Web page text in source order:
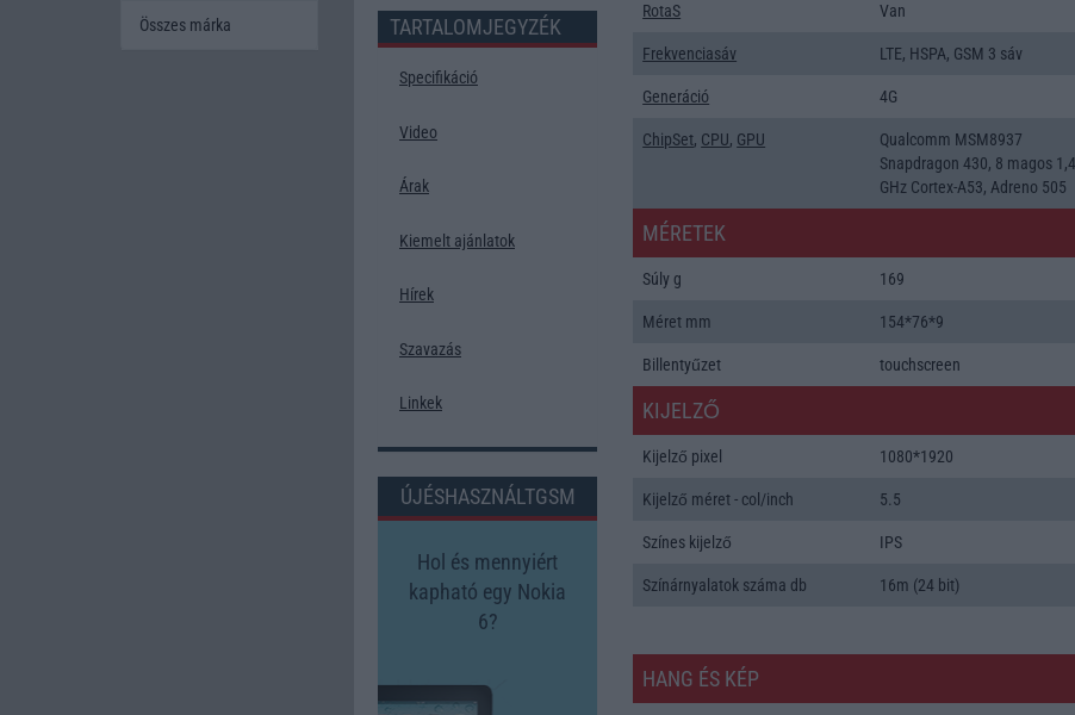
TARTALOMJEGYZÉK
Specifikáció
Video
Árak
Kiemelt ajánlatok
Hírek
Szavazás
Linkek
ÚJÉSHASZNÁLTGSM
Hol és mennyiért
kapható egy Nokia
6?
RotaS Van
Frekvenciasáv LTE, HSPA, GSM 3 sáv
Generáció 4G
ChipSet, CPU, GPU
Qualcomm MSM8937
Snapdragon 430, 8 magos 1,4
GHz Cortex-A53, Adreno 505
MÉRETEK
Súly g 169
Méret mm 154*76*9
Billentyűzet touchscreen
KIJELZŐ
Kijelző pixel 1080*1920
Kijelző méret - col/inch 5.5
Színes kijelző IPS
Színárnyalatok száma db 16m (24 bit)
HANG ÉS KÉP
Összes márka